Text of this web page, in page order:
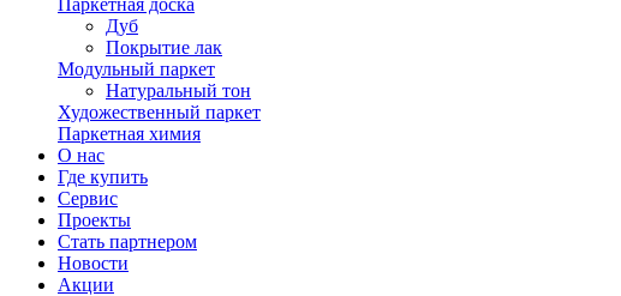
Паркетная доска
Дуб
Покрытие лак
Модульный паркет
Натуральный тон
Художественный паркет
Паркетная химия
О нас
Где купить
Сервис
Проекты
Стать партнером
Новости
Акции